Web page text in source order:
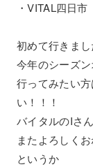
・VITAL四日市
初めて行きま
今年のシーズン
行ってみたい
い！！！
バイタルのIさ
またよろしく
というか